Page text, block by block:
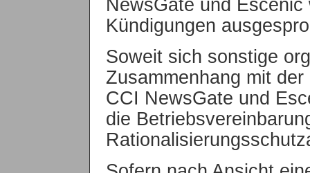
NewsGate und
Kündigungen
Soweit sich sonstige
Zusammenhang mit
CCI NewsGate und
die